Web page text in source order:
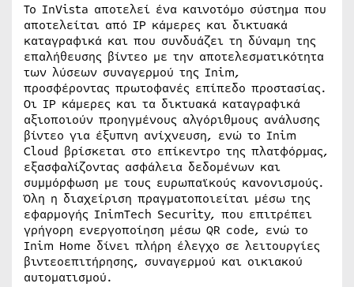
Το InVista αποτελεί ένα καινοτόμο σύστημα που
αποτελείται από IP κάμερες και δικτυακά
καταγραφικά και που συνδυάζει τη δύναμη της
επαλήθευσης βίντεο με την αποτελεσματικότητα
των λύσεων συναγερμού της Inim,
προσφέροντας πρωτοφανές επίπεδο προστασίας.
Οι IP κάμερες και τα δικτυακά καταγραφικά
αξιοποιούν προηγμένους αλγόριθμους ανάλυσης
βίντεο για έξυπνη ανίχνευση, ενώ το Inim
Cloud βρίσκεται στο επίκεντρο της πλατφόρμας,
εξασφαλίζοντας ασφάλεια δεδομένων και
συμμόρφωση με τους ευρωπαϊκούς κανονισμούς.
Όλη η διαχείριση πραγματοποιείται μέσω της
εφαρμογής InimTech Security, που επιτρέπει
γρήγορη ενεργοποίηση μέσω QR code, ενώ το
Inim Home δίνει πλήρη έλεγχο σε λειτουργίες
βιντεοεπιτήρησης, συναγερμού και οικιακού
αυτοματισμού.